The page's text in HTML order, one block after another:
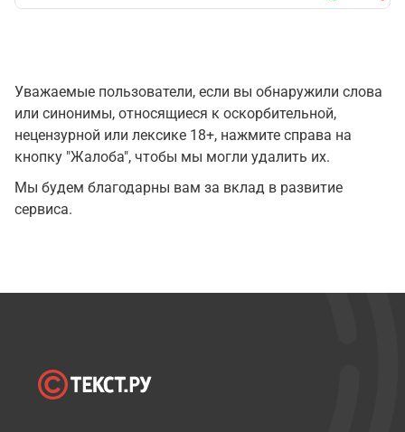
Уважаемые пользователи, если вы обнаружили слова
или синонимы, относящиеся к оскорбительной,
нецензурной или лексике 18+, нажмите справа на
кнопку "Жалоба", чтобы мы могли удалить их.
Мы будем благодарны вам за вклад в развитие
сервиса.